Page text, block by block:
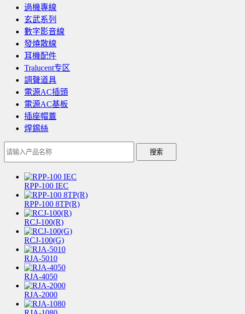
過機專線
玄武系列
數字影音線
發燒散線
耳機配件
Tralucent专区
調聲道具
電源AC插頭
電源AC基板
插座帽蓋
焊錫絲
搜索
RPP-100 IEC
RPP-100 8TP(R)
RCJ-100(R)
RCJ-100(G)
RJA-5010
RJA-4050
RJA-2000